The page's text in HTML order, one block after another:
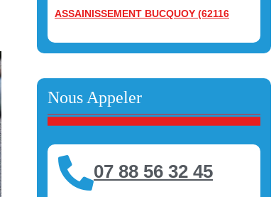
ASSAINISSEMENT BUCQUOY (62116
Nous Appeler
07 88 56 32 45